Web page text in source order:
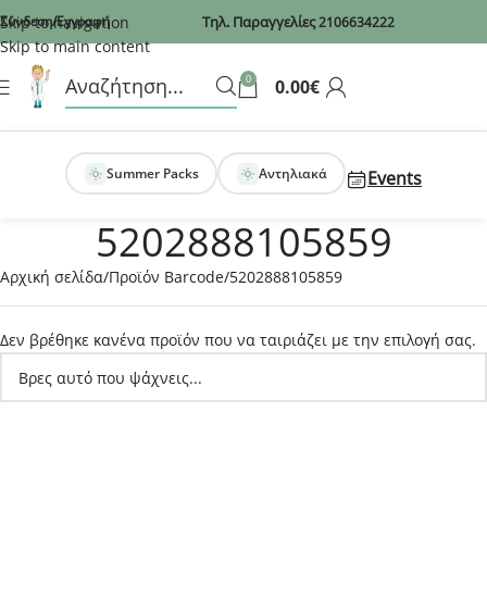
Recaptcha
Skip to navigation
Skip to main content
Σύνδεση/Εγγραφή Τηλ. Παραγγελίες2106634222
0 0.00€
Summer Packs Αντηλιακά Events
5202888105859
Αρχική σελίδα Προϊόν Barcode 5202888105859
Δεν βρέθηκε κανένα προϊόν που να ταιριάζει με την επιλογή σας.